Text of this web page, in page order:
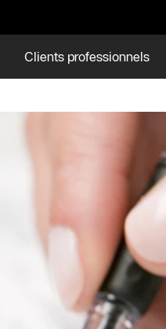
Clients professionnels